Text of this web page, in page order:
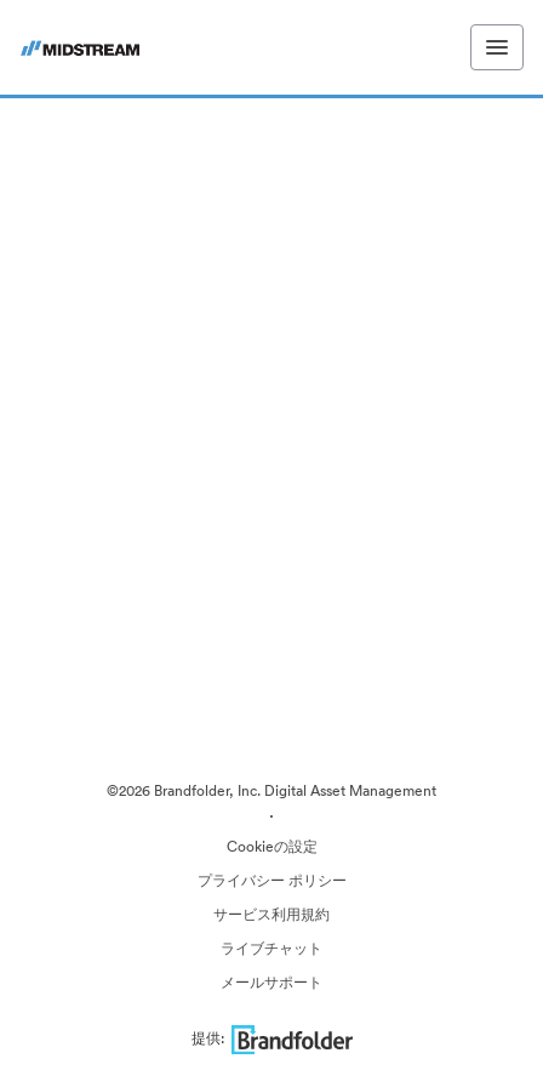
©2026 Brandfolder, Inc. Digital Asset Management
·
Cookieの設定
プライバシー ポリシー
サービス利用規約
ライブチャット
メールサポート
提供: